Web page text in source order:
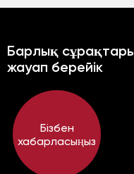
Барлық
жауап берейік
Бізбен
хабарласыңыз